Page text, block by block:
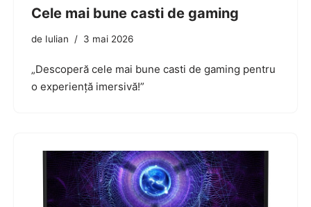
Cele mai bune casti de gaming
de Iulian 3 mai 2026
„Descoperă cele mai bune casti de gaming pentru
o experiență imersivă!”